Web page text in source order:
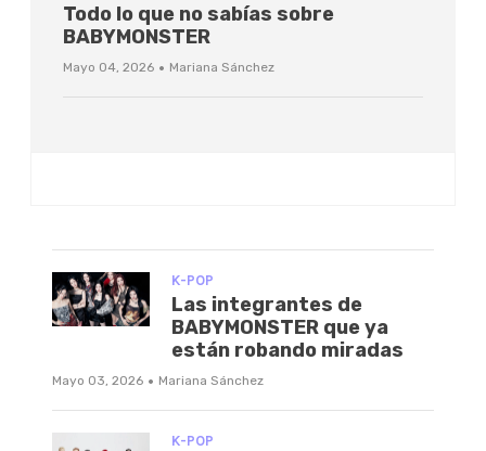
Todo lo que no sabías sobre
BABYMONSTER
Mayo 04, 2026 · Mariana Sánchez
K-POP
Las integrantes de
BABYMONSTER que ya
están robando miradas
Mayo 03, 2026 · Mariana Sánchez
K-POP